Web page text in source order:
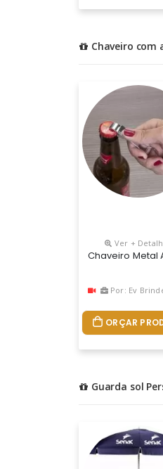
Chaveiro com
Ver +
Chaveiro Metal
Por: Ev Brindes
ORÇAR
Guarda sol